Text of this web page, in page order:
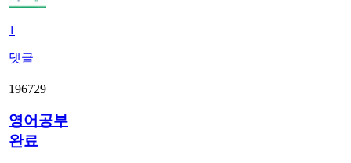
1
댓글
196729
영어공부
완료